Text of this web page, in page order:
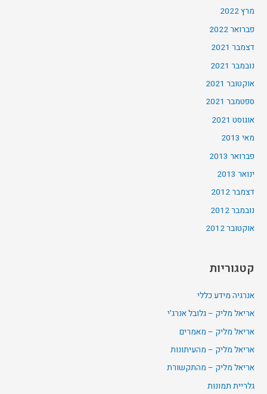
מרץ 2022
פברואר 2022
דצמבר 2021
נובמבר 2021
אוקטובר 2021
ספטמבר 2021
אוגוסט 2021
מאי 2013
פברואר 2013
ינואר 2013
דצמבר 2012
נובמבר 2012
אוקטובר 2012
קטגוריות
אנרגיה מידע כללי
אריאל מליק – גלובל אנרג'י
אריאל מליק – מאמרים
אריאל מליק – מהעיתונות
אריאל מליק – מהתקשורת
גלריית תמונות